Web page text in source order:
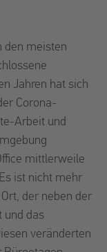
den meisten
Jahren hat sich
Corona-
Arbeit und
mittlerweile
ist nicht mehr
der neben der
und das
veränderten